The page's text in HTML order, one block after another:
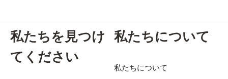
私たちを見つけ
てください
私たちについて
私たちについて